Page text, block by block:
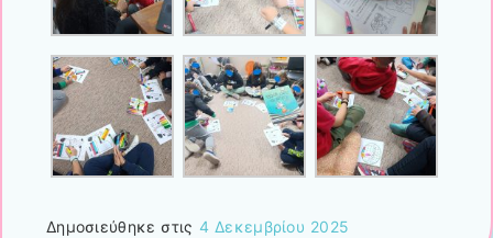
Δημοσιεύθηκε στις 4 Δεκεμβρίου 2025